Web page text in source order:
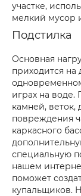
участке,
мелкий мусор
Подстилка
Основная
приходится на
играх на
камней, веток,
повреждения
каркасного
специальную
нашем
поможет
купальщиков.